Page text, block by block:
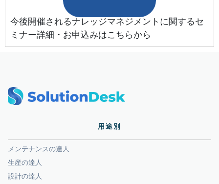
今後開催されるナレッジマネジメントに関するセ
ミナー詳細・お申込みはこちらから
用途別
メンテナンスの達人
生産の達人
設計の達人